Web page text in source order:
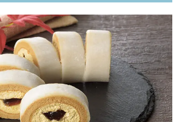
梗屋のコラボデザートは2023年
済み